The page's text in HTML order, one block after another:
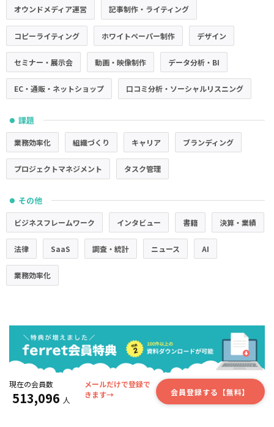
オウンドメディア運営 記事制作・ライティング
コピーライティング ホワイトペーパー制作 デザイン
セミナー・展示会 動画・映像制作 データ分析・BI
EC・通販・ネットショップ 口コミ分析・ソーシャルリスニング
● 課題
業務効率化 組織づくり キャリア ブランディング
プロジェクトマネジメント タスク管理
● その他
ビジネスフレームワーク インタビュー 書籍 決算・業績
法律 SaaS 調査・統計 ニュース AI
業務効率化
現在の会員数
513,096 人
メールだけで登録で
きます→
会員登録する【無料】